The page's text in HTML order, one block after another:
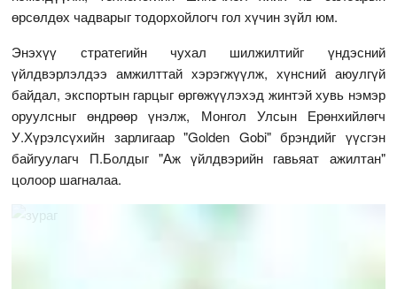
өрсөлдөх чадварыг тодорхойлогч гол хүчин зүйл юм.
Энэхүү стратегийн чухал шилжилтийг үндэсний
үйлдвэрлэлдээ амжилттай хэрэгжүүлж, хүнсний аюулгүй
байдал, экспортын гарцыг өргөжүүлэхэд жинтэй хувь нэмэр
оруулсныг өндрөөр үнэлж, Монгол Улсын Ерөнхийлөгч
У.Хүрэлсүхийн зарлигаар "Golden Gobi" брэндийг үүсгэн
байгуулагч П.Болдыг "Аж үйлдвэрийн гавьяат ажилтан"
цолоор шагналаа.